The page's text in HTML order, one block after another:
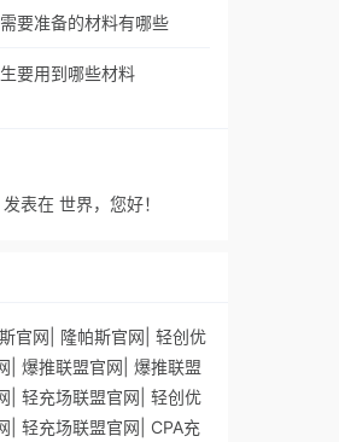
要准备的材料有哪些
要用到哪些材料
发表在 世界，您好！
官网 隆帕斯官网 轻创优
爆推联盟官网 爆推联盟
轻充场联盟官网 轻创优
轻充场联盟官网
CPA充